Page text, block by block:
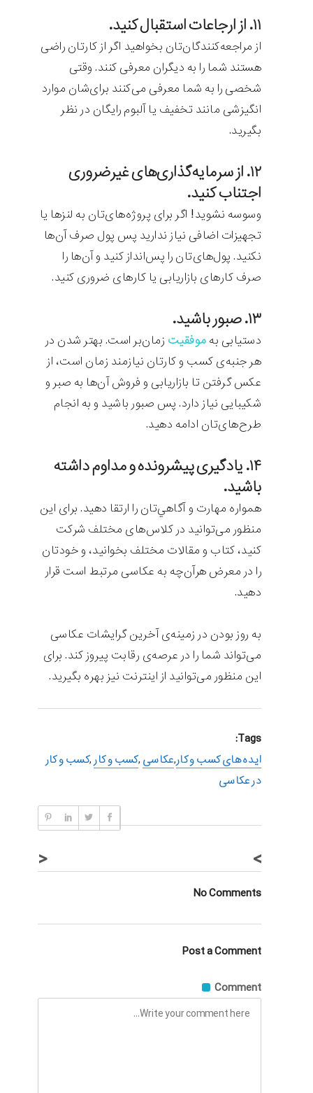
۱۱. از ارجاعات استقبال کنید.
از مراجعه‌کنندگان‌تان بخواهید اگر از کارتان راضی
هستند شما را به دیگران معرفی کنند. وقتی
شخصی را به شما معرفی می‌کنند برای‌شان موارد
انگیزشی مانند تخفیف یا آلبوم رایگان در نظر
بگیرید.
۱۲. از سرمایه‌گذاری‌های غیرضروری
اجتناب کنید.
وسوسه نشوید! اگر برای پروژه‌های‌تان به لنزها یا
تجهیزات اضافی نیاز ندارید پس پول صرف آن‌ها
نکنید. پول‌های‌تان را پس‌انداز کنید و آن‌ها را
صرف کارهای بازاریابی یا کارهای ضروری کنید.
۱۳. صبور باشید.
دستیابی به موفقیت زمان‌بر است. بهتر شدن در
هر جنبه‌ی کسب و کارتان نیازمند زمان است، از
عکس گرفتن تا بازاریابی و فروش آن‌ها به صبر و
شکیبایی نیاز دارد. پس صبور باشید و به انجام
طرح‌های‌تان ادامه دهید.
۱۴. یادگیری پیشرونده و مداوم داشته
باشید.
همواره مهارت و آگاهي‌تان را ارتقا دهید. برای این
منظور می‌توانید در کلاس‌های مختلف شرکت
کنید، کتاب و مقالات مختلف بخوانید، و خودتان
را در معرض هرآن‌چه به عکاسی مرتبط است قرار
دهید.
به روز بودن در زمینه‌ی آخرین گرایشات عکاسی
می‌تواند شما را در عرصه‌ی رقابت پیروز کند. برای
این منظور می‌توانید از اینترنت نیز بهره بگیرید.
Tags:
ایده های کسب و کار,عکاسی ,کسب و کار,کسب و کار
در عکاسی
< >
No Comments
Post a Comment
Comment